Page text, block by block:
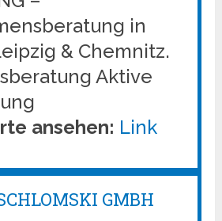
in
& Chemnitz.
Aktive
ansehen: Link
GMBH